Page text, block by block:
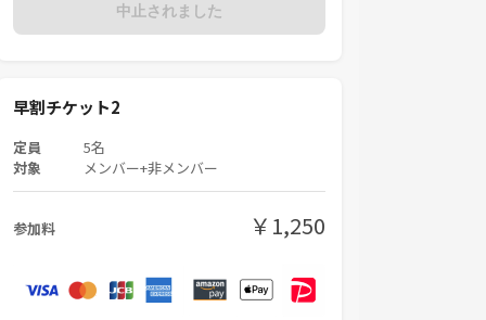
中止されました
早割チケット2
定員 5名
対象 メンバー+非メンバー
参加料 ￥1,250